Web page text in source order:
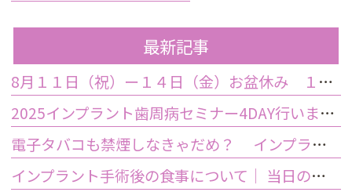
最新記事
8月１１日（祝）ー１４日（金）お盆休み １５日土曜日から診療しております
2025インプラント歯周病セミナー4DAY行いました
電子タバコも禁煙しなきゃだめ？ インプラント手術前後の喫煙が及ぼす影響とは？
インプラント手術後の食事について｜ 当日の注意点・いつから普通の食事ができる？